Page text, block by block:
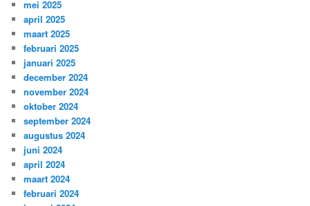
mei 2025
april 2025
maart 2025
februari 2025
januari 2025
december 2024
november 2024
oktober 2024
september 2024
augustus 2024
juni 2024
april 2024
maart 2024
februari 2024